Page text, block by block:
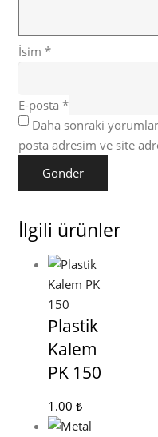
İsim *
E-posta *
Daha sonraki
posta adresim ve site
İlgili ürünler
Plastik
Kalem
PK 150
1.00 ₺